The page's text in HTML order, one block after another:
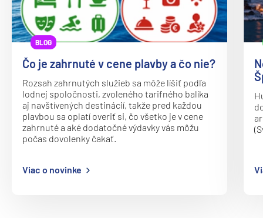
Oceania Vista
P&O
Arcadia
Arvia
Aurora
Azura
Britannia
Ventura
BLOG
Čo je zahrnuté v cene plavby a čo nie?
Rozsah zahrnutých služieb sa môže líšiť podľa
lodnej spoločnosti, zvoleného tarifného balíka
aj navštívených destinácií, takže pred každou
plavbou sa oplatí overiť si, čo všetko je v cene
zahrnuté a aké dodatočné výdavky vás môžu
počas dovolenky čakať.
Viac o novinke